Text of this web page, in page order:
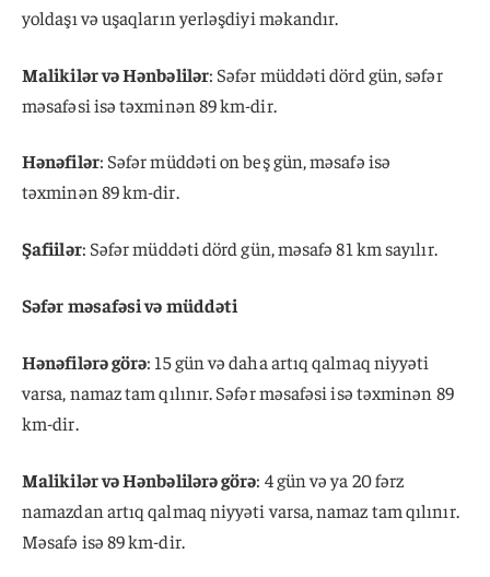
yoldaşı və uşaqların yerləşdiyi məkandır.
Malikilər və Hənbəlilər: Səfər müddəti dörd gün, səfər
məsafəsi isə təxminən 89 km-dir.
Hənəfilər: Səfər müddəti on beş gün, məsafə isə
təxminən 89 km-dir.
Şafiilər: Səfər müddəti dörd gün, məsafə 81 km sayılır.
Səfər məsafəsi və müddəti
Hənəfilərə görə: 15 gün və daha artıq qalmaq niyyəti
varsa, namaz tam qılınır. Səfər məsafəsi isə təxminən 89
km-dir.
Malikilər və Hənbəlilərə görə: 4 gün və ya 20 fərz
namazdan artıq qalmaq niyyəti varsa, namaz tam qılınır.
Məsafə isə 89 km-dir.